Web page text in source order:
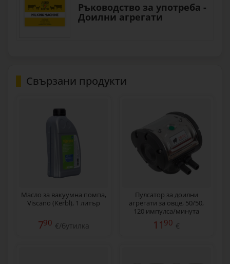
Ръководство за употреба -
Доилни агрегати
Свързани продукти
Масло за вакуумна помпа,
Viscano (Kerbl), 1 литър
790 €/бутилка
Пулсатор за доилни
агрегати за овце, 50/50,
120 импулса/минута
1190 €